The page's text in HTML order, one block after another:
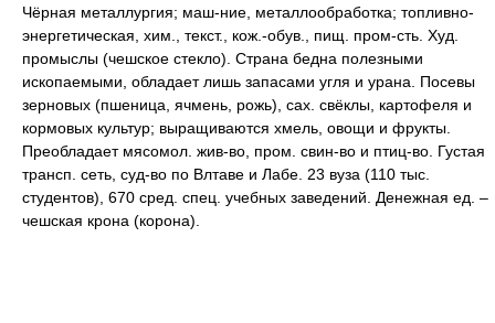
Чёрная металлургия; маш-ние, металлообработка; топливно-
энергетическая, хим., текст., кож.-обув., пищ. пром-сть. Худ.
промыслы (чешское стекло). Страна бедна полезными
ископаемыми, обладает лишь запасами угля и урана. Посевы
зерновых (пшеница, ячмень, рожь), сах. свёклы, картофеля и
кормовых культур; выращиваются хмель, овощи и фрукты.
Преобладает мясомол. жив-во, пром. свин-во и птиц-во. Густая
трансп. сеть, суд-во по Влтаве и Лабе. 23 вуза (110 тыс.
студентов), 670 сред. спец. учебных заведений. Денежная ед. –
чешская крона (корона).